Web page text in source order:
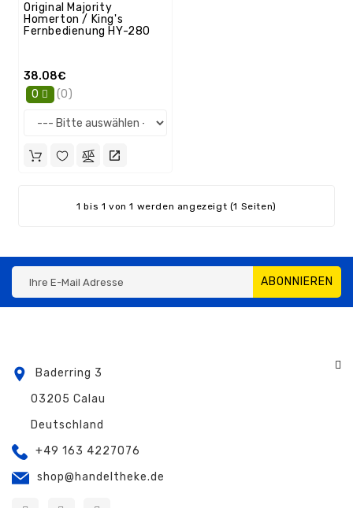
Original Majority
Homerton / King's
Fernbedienung HY-280
38.08€
0
(0)
1 bis 1 von 1 werden angezeigt (1 Seiten)
ABONNIEREN
Baderring 3
03205 Calau
Deutschland
+49 163 4227076
shop@handeltheke.de